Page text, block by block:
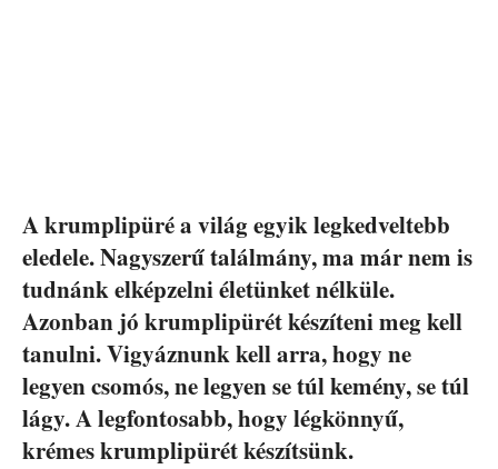
A krumplipüré a világ egyik legkedveltebb
eledele. Nagyszerű találmány, ma már nem is
tudnánk elképzelni életünket nélküle.
Azonban jó krumplipürét készíteni meg kell
tanulni. Vigyáznunk kell arra, hogy ne
legyen csomós, ne legyen se túl kemény, se túl
lágy. A legfontosabb, hogy légkönnyű,
krémes krumplipürét készítsünk.